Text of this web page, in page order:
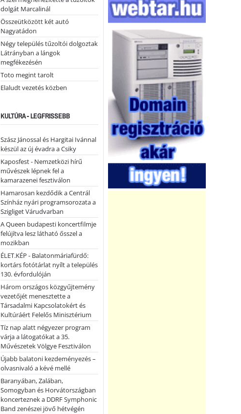
dolgát Marcalinál
Összeütközött két autó
Nagyatádon
Négy település tűzoltói dolgoztak
Látrányban a lángok
megfékezésén
Toto megint tarolt
Elaludt vezetés közben
KULTÚRA - LEGFRISSEBB
Szász Jánossal és Hargitai Ivánnal
készül az új évadra a Csiky
Kaposfest - Nemzetközi hírű
művészek lépnek fel a
kamarazenei fesztiválon
Hamarosan kezdődik a Centrál
Színház nyári programsorozata a
Szigliget Várudvarban
A Queen budapesti koncertfilmje
felújítva lesz látható ősszel a
mozikban
ÉLET.KÉP - Balatonmáriafürdő:
kortárs fotótárlat nyílt a település
130. évfordulóján
Három országos közgyűjtemény
vezetőjét menesztette a
Társadalmi Kapcsolatokért és
Kultúráért Felelős Minisztérium
Tíz nap alatt négyezer program
várja a látogatókat a 35.
Művészetek Völgye Fesztiválon
Újabb balatoni kezdeményezés –
olvasnivaló a kévé mellé
Baranyában, Zalában,
Somogyban és Horvátországban
koncerteznek a DDRF Symphonic
Band zenészei jövő hétvégén